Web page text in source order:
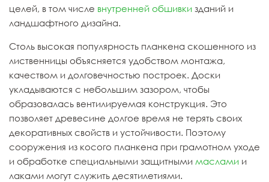
целей, в том числе внутренней обшивки зданий и
ландшафтного дизайна.
Столь высокая популярность планкена скошенного из
лиственницы объясняется удобством монтажа,
качеством и долговечностью построек. Доски
укладываются с небольшим зазором, чтобы
образовалась вентилируемая конструкция. Это
позволяет древесине долгое время не терять своих
декоративных свойств и устойчивости. Поэтому
сооружения из косого планкена при грамотном уходе
и обработке специальными защитными маслами и
лаками могут служить десятилетиями.